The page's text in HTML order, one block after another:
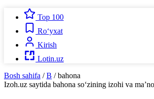
Top 100
Ro‘yxat
Kirish
Lotin.uz
Bosh sahifa / B / bahona
Izoh.uz saytida bahona so‘zining izohi va